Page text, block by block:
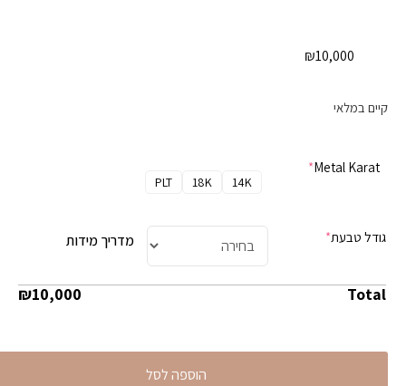
₪10,000
קיים במלאי
Metal Karat
*
14K
18K
PLT
גודל טבעת* מדריך מידות
Total
₪10,000
הוספה לסל